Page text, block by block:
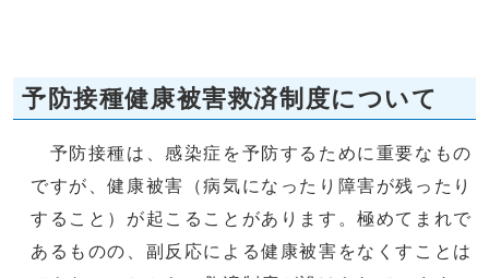
予防接種健康被害救済制度について
予防接種は、感染症を予防するために重要なもの
ですが、健康被害（病気になったり障害が残ったり
すること）が起こることがあります。極めてまれで
あるものの、副反応による健康被害をなくすことは